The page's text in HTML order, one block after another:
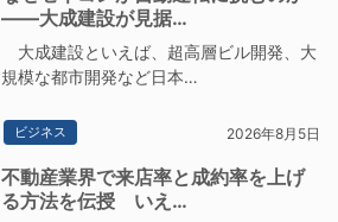
――大成建設が見据…
大成建設といえば、超高層ビル開発、大
規模な都市開発など日本…
ビジネス 2026年8月5日
不動産業界で来店率と成約率を上げ
る方法を伝授 いえ…